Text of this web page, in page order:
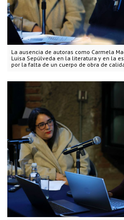
La ausencia de autoras como Carmela
Luisa Sepúlveda en la literatura y en la
por la falta de un cuerpo de obra de